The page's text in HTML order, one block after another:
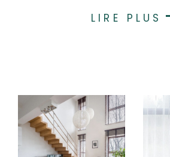
projets immobiliers
appartement, la vente
encore la gestion de biens
conseillers vous
accompagnement sur mesure
LIRE PLUS